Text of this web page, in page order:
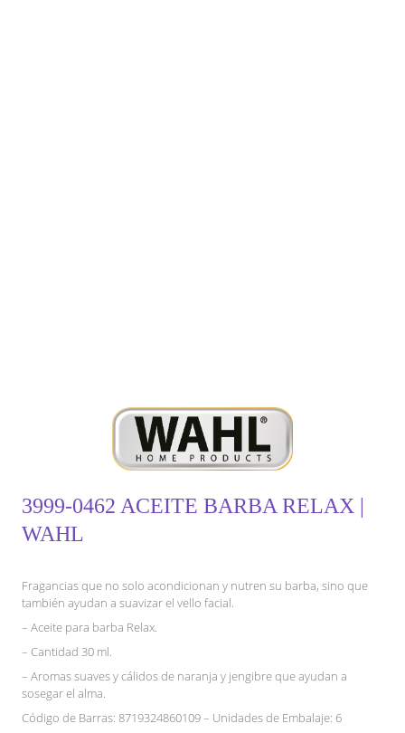
3999-0462 ACEITE BARBA RELAX |
WAHL
Fragancias que no solo acondicionan y nutren su barba, sino que
también ayudan a suavizar el vello facial.
– Aceite para barba Relax.
– Cantidad 30 ml.
– Aromas suaves y cálidos de naranja y jengibre que ayudan a
sosegar el alma.
Código de Barras: 8719324860109 – Unidades de Embalaje: 6